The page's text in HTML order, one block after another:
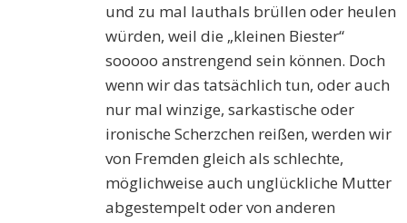
und zu mal lauthals brüllen oder heulen
würden, weil die „kleinen Biester“
sooooo anstrengend sein können. Doch
wenn wir das tatsächlich tun, oder auch
nur mal winzige, sarkastische oder
ironische Scherzchen reißen, werden wir
von Fremden gleich als schlechte,
möglichweise auch unglückliche Mutter
abgestempelt oder von anderen